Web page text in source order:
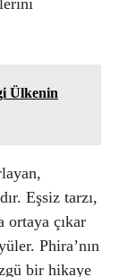
Ülkenin
Eşsiz tarzı,
ortaya çıkar
Phira’nın
bir hikaye